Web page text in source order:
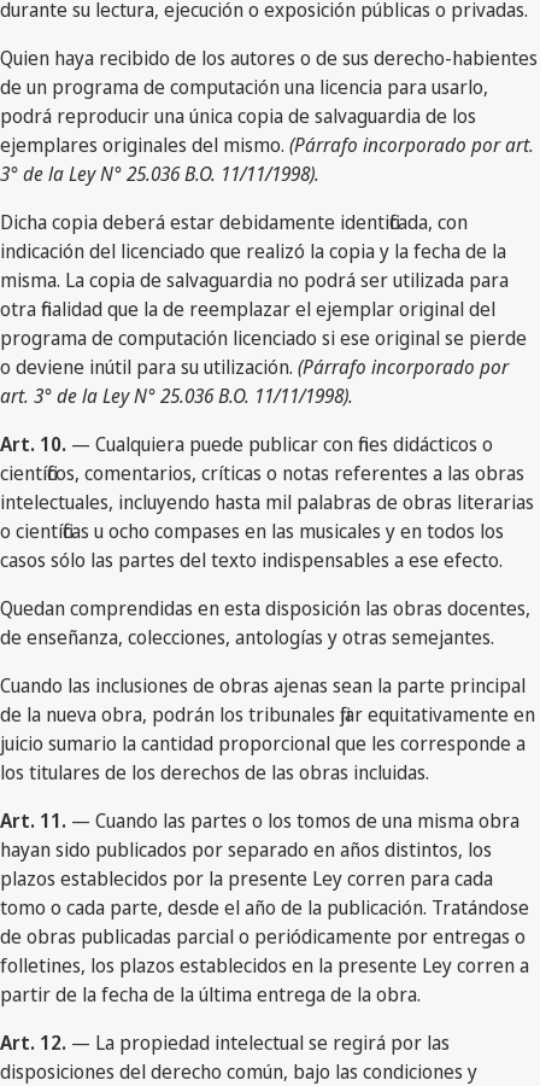
durante su lectura, ejecución o exposición públicas o privadas.
Quien haya recibido de los autores o de sus derecho-habientes
de un programa de computación una licencia para usarlo,
podrá reproducir una única copia de salvaguardia de los
ejemplares originales del mismo. (Párrafo incorporado por art.
3° de la Ley N° 25.036 B.O. 11/11/1998).
Dicha copia deberá estar debidamente identificada, con
indicación del licenciado que realizó la copia y la fecha de la
misma. La copia de salvaguardia no podrá ser utilizada para
otra finalidad que la de reemplazar el ejemplar original del
programa de computación licenciado si ese original se pierde
o deviene inútil para su utilización. (Párrafo incorporado por
art. 3° de la Ley N° 25.036 B.O. 11/11/1998).
Art. 10. — Cualquiera puede publicar con fines didácticos o
científicos, comentarios, críticas o notas referentes a las obras
intelectuales, incluyendo hasta mil palabras de obras literarias
o científicas u ocho compases en las musicales y en todos los
casos sólo las partes del texto indispensables a ese efecto.
Quedan comprendidas en esta disposición las obras docentes,
de enseñanza, colecciones, antologías y otras semejantes.
Cuando las inclusiones de obras ajenas sean la parte principal
de la nueva obra, podrán los tribunales fijar equitativamente en
juicio sumario la cantidad proporcional que les corresponde a
los titulares de los derechos de las obras incluidas.
Art. 11. — Cuando las partes o los tomos de una misma obra
hayan sido publicados por separado en años distintos, los
plazos establecidos por la presente Ley corren para cada
tomo o cada parte, desde el año de la publicación. Tratándose
de obras publicadas parcial o periódicamente por entregas o
folletines, los plazos establecidos en la presente Ley corren a
partir de la fecha de la última entrega de la obra.
Art. 12. — La propiedad intelectual se regirá por las
disposiciones del derecho común, bajo las condiciones y